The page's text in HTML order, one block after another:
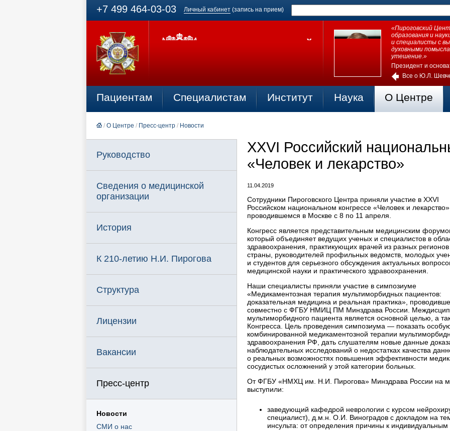
+7 499 464-03-03 Личный кабинет (запись на прием)
«Пироговский
образования и
и специалисты с
духовными
утешение.»
Президент и
Все о Ю.Л.
Пациентам Специалистам Институт Наука О Центре
/ О Центре / Пресс-центр / Новости
Руководство
Сведения о медицинской
организации
История
К 210-летию Н.И. Пирогова
Структура
Лицензии
Вакансии
Пресс-центр
Новости
СМИ о нас
XXVI Российский
«Человек и лекарство»
11.04.2019
Сотрудники Пироговского Центра приняли участие в XXVI
Российском национальном конгрессе «Человек и
проводившемся в Москве с 8 по 11 апреля.
Конгресс является представительным медицинским
который объединяет ведущих ученых и специалистов в
здравоохранения, практикующих врачей из разных регионов
страны, руководителей профильных ведомств, молодых
и студентов для серьезного обсуждения актуальных
медицинской науки и практического здравоохранения.
Наши специалисты приняли участие в симпозиуме
«Медикаментозная терапия мультиморбидных пациентов:
доказательная медицина и реальная практика»,
совместно с ФГБУ НМИЦ ПМ Минздрава России.
мультиморбидного пациента является основной целью, а
Конгресса. Цель проведения симпозиума — показать
комбинированной медикаментозной терапии
здравоохранения РФ, дать слушателям новые данные
наблюдательных исследований о недостатках качества
о реальных возможностях повышения эффективности
сосудистых осложнений у этой категории больных.
От ФГБУ «НМХЦ им. Н.И. Пирогова» Минздрава России на
выступили:
заведующий кафедрой неврологии с курсом
специалист), д.м.н. О.И. Виноградов с докладом на
инсульта: от определения причины к